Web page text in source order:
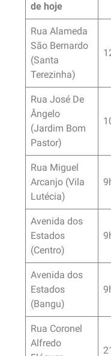
de hoje
Rua Alameda
São Bernardo
(Santa
Terezinha)
Rua José De
Ângelo
(Jardim Bom
Pastor)
Rua Miguel
Arcanjo (Vila
Lutécia)
Avenida dos
Estados
(Centro)
Avenida dos
Estados
(Bangu)
Rua Coronel
Alfredo